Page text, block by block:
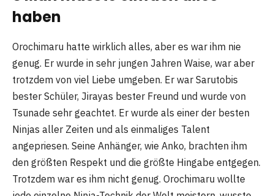
haben
Orochimaru hatte wirklich alles, aber es war ihm nie
genug. Er wurde in sehr jungen Jahren Waise, war aber
trotzdem von viel Liebe umgeben. Er war Sarutobis
bester Schüler, Jirayas bester Freund und wurde von
Tsunade sehr geachtet. Er wurde als einer der besten
Ninjas aller Zeiten und als einmaliges Talent
angepriesen. Seine Anhänger, wie Anko, brachten ihm
den größten Respekt und die größte Hingabe entgegen.
Trotzdem war es ihm nicht genug. Orochimaru wollte